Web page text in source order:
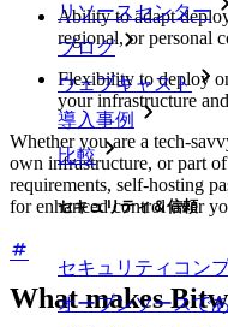
リソースセンター
ブログ
ウェブキャスト
導入事例
比較
セキュリティ＆信頼
セキュリティコン
オープンソースで
Ability to adapt
regional, or personal
Flexibility to deploy
your infrastructure
Whether you are a tech-
own infrastructure, or part
requirements, self-hosting
for enhanced control over
What makes